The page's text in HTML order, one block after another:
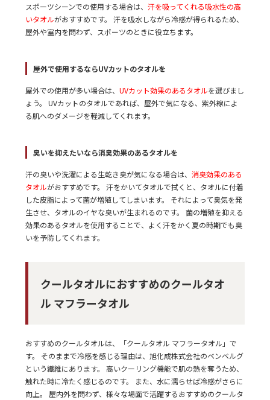
スポーツシーンでの使用する場合は、 汗を吸ってくれる吸水性の高
いタオルがおすすめです。 汗を吸水しながら冷感が得られるため、
屋外や室内を問わず、スポーツのときに役立ちます。
屋外で使用するならUVカットのタオルを
屋外での使用が多い場合は、 UVカット効果のあるタオルを選びまし
ょう。 UVカットのタオルであれば、屋外で気になる、紫外線によ
る肌へのダメージを軽減してくれます。
臭いを抑えたいなら消臭効果のあるタオルを
汗の臭いや洗濯による生乾き臭が気になる場合は、 消臭効果のある
タオルがおすすめです。 汗をかいてタオルで拭くと、タオルに付着
した皮脂によって菌が増殖してしまいます。 それによって臭気を発
生させ、タオルのイヤな臭いが生まれるのです。 菌の増殖を抑える
効果のあるタオルを使用することで、よく汗をかく夏の時期でも臭
いを予防してくれます。
クールタオルにおすすめのクールタオ
ル マフラータオル
おすすめのクールタオルは、「クールタオル マフラータオル」で
す。 そのままで冷感を感じる理由は、旭化成株式会社のベンベルグ
という繊維にあります。 高いクーリング機能で肌の熱を奪うため、
触れた時に冷たく感じるのです。 また、水に濡らせば冷感がさらに
向上。 屋内外を問わず、様々な場面で活躍するおすすめのクールタ